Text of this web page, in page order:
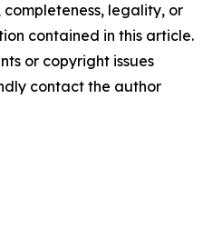
completeness, legality, or
contained in this article.
or copyright issues
contact the author